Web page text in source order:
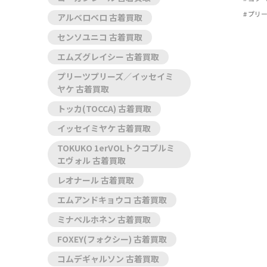
アルベロベロ 古着買取
センソユニコ 古着買取
エムズグレイシー 古着買取
プリーツプリーズ／イッセイミ
ヤケ 古着買取
トッカ(TOCCA) 古着買取
イッセイミヤケ 古着買取
TOKUKO 1erVOLトクコプルミ
エヴォル 古着買取
レオナール 古着買取
エムアンドキョウコ 古着買取
ミナペルホネン 古着買取
FOXEY(フォクシー) 古着買取
コムデギャルソン 古着買取
プリ